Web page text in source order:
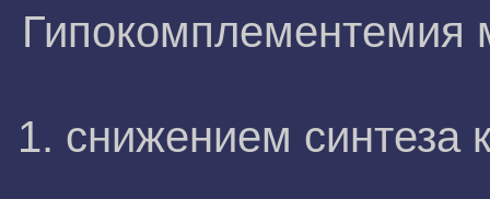
Гипокомплементемия
снижением синтеза